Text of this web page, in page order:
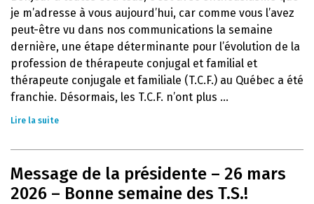
je m’adresse à vous aujourd’hui, car comme vous l’avez
peut-être vu dans nos communications la semaine
dernière, une étape déterminante pour l’évolution de la
profession de thérapeute conjugal et familial et
thérapeute conjugale et familiale (T.C.F.) au Québec a été
franchie. Désormais, les T.C.F. n’ont plus ...
Lire la suite
Message de la présidente – 26 mars
2026 – Bonne semaine des T.S.!